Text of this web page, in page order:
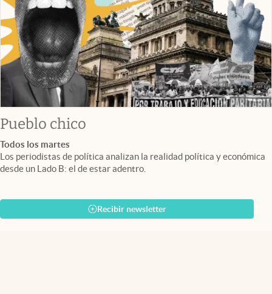
Pueblo chico
Todos los martes
Los periodistas de política analizan la realidad política y económica
desde un Lado B: el de estar adentro.
Recibir newsletter